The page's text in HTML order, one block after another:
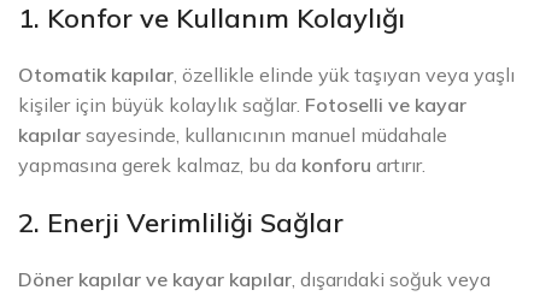
1. Konfor ve Kullanım Kolaylığı
Otomatik kapılar, özellikle elinde yük taşıyan veya yaşlı
kişiler için büyük kolaylık sağlar. Fotoselli ve kayar
kapılar sayesinde, kullanıcının manuel müdahale
yapmasına gerek kalmaz, bu da konforu artırır.
2. Enerji Verimliliği Sağlar
Döner kapılar ve kayar kapılar, dışarıdaki soğuk veya